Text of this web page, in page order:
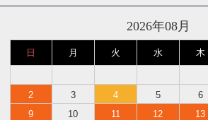
2026年08月
日 月 火 水 木
2
3 4 5 6
9
10 11 12 13